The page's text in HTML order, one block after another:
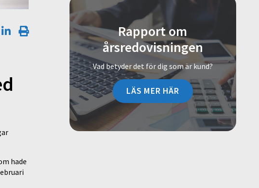
hade
Rapport om
årsredovisningen
Vad betyder det för dig som är kund?
LÄS MER HÄR